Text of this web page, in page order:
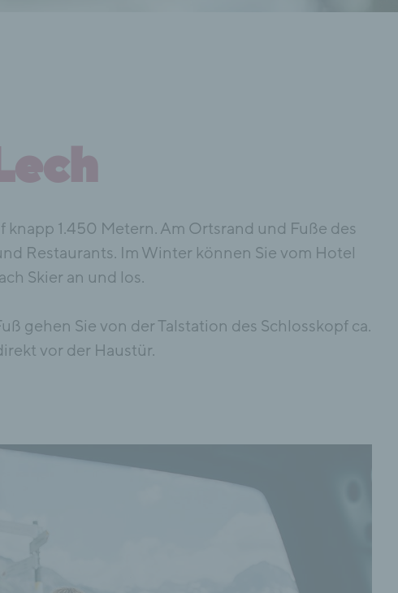
1.450 Metern. Am Ortsrand und Fuße des
Restaurants. Im Winter können Sie vom Hotel
Skier an und los.
gehen Sie von der Talstation des Schlosskopf ca.
vor der Haustür.